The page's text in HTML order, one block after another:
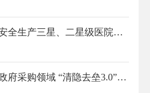
生产三星、二星级医院公示
域 “清隐去垒3.0”专项行动的通知